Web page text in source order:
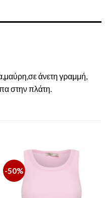
άνετη γραμμή,
στην πλάτη.
-50%